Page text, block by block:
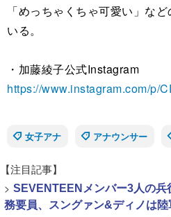
「めっちゃくちゃ可愛い」な
いる。
・加藤綾子公式Instagram
https://www.instagram.com/p/
女子アナ
アナウンサー
【注目記事】
> SEVENTEENメンバー3人の兵
務要員、スングァン&ディノは陸